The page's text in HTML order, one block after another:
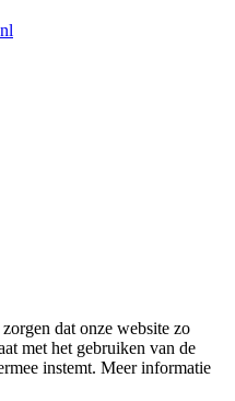
dat onze website zo
met het gebruiken van de
instemt. Meer informatie